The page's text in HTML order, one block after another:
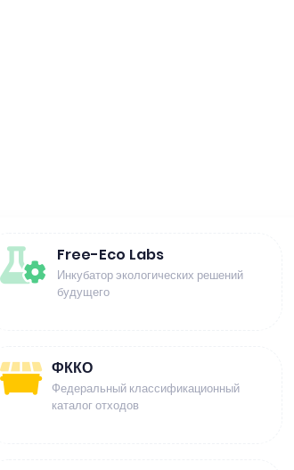
Free-Eco Labs
Инкубатор экологических решений
будущего
ФККО
Федеральный классификационный
каталог отходов